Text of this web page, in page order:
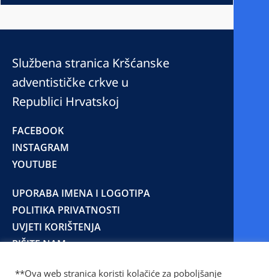
Službena stranica Kršćanske
adventističke crkve u
Republici Hrvatskoj
FACEBOOK
INSTAGRAM
YOUTUBE
UPORABA IMENA I LOGOTIPA
POLITIKA PRIVATNOSTI
UVJETI KORIŠTENJA
PIŠITE NAM
**Ova web stranica koristi kolačiće za poboljšanje